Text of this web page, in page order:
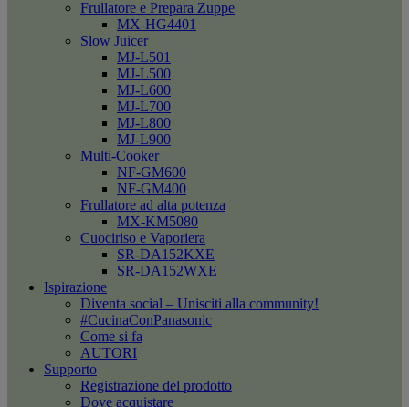
Frullatore e Prepara Zuppe
MX-HG4401
Slow Juicer
MJ-L501
MJ-L500
MJ-L600
MJ-L700
MJ-L800
MJ-L900
Multi-Cooker
NF-GM600
NF-GM400
Frullatore ad alta potenza
MX-KM5080
Cuociriso e Vaporiera
SR-DA152KXE
SR-DA152WXE
Ispirazione
Diventa social – Unisciti alla community!
#CucinaConPanasonic
Come si fa
AUTORI
Supporto
Registrazione del prodotto
Dove acquistare